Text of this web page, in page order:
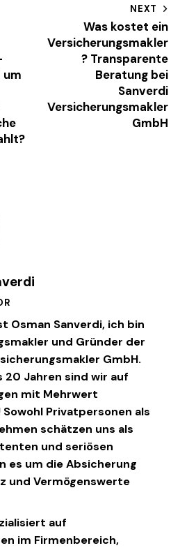
NEXT
Was kostet ein
Versicherungsmakler
? Transparente
Beratung bei
Sanverdi
Versicherungsmakler
GmbH
Osman Sanverdi, ich bin
und Gründer der
GmbH.
20 Jahren sind wir auf
mit Mehrwert
Privatpersonen als
schätzen uns als
und seriösen
es um die Absicherung
und Vermögenswerte
auf
im Firmenbereich,